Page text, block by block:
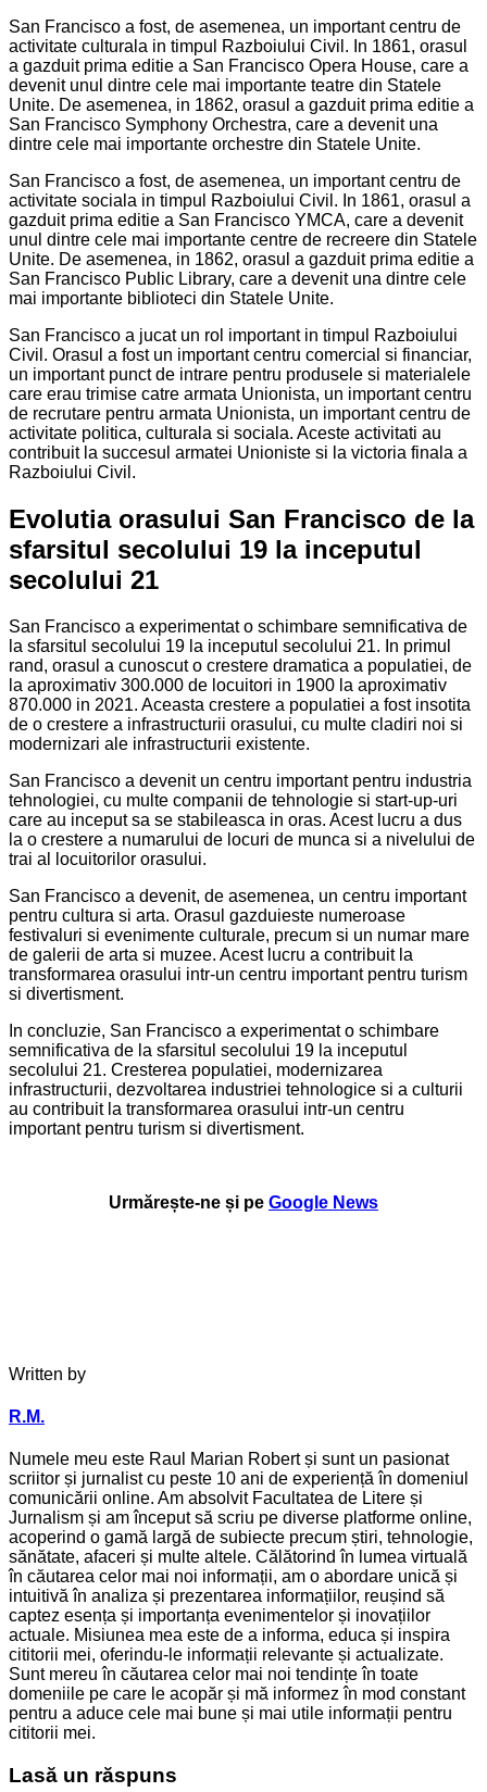
San Francisco a fost, de asemenea, un important centru de
activitate culturala in timpul Razboiului Civil. In 1861, orasul
a gazduit prima editie a San Francisco Opera House, care a
devenit unul dintre cele mai importante teatre din Statele
Unite. De asemenea, in 1862, orasul a gazduit prima editie a
San Francisco Symphony Orchestra, care a devenit una
dintre cele mai importante orchestre din Statele Unite.
San Francisco a fost, de asemenea, un important centru de
activitate sociala in timpul Razboiului Civil. In 1861, orasul a
gazduit prima editie a San Francisco YMCA, care a devenit
unul dintre cele mai importante centre de recreere din Statele
Unite. De asemenea, in 1862, orasul a gazduit prima editie a
San Francisco Public Library, care a devenit una dintre cele
mai importante biblioteci din Statele Unite.
San Francisco a jucat un rol important in timpul Razboiului
Civil. Orasul a fost un important centru comercial si financiar,
un important punct de intrare pentru produsele si materialele
care erau trimise catre armata Unionista, un important centru
de recrutare pentru armata Unionista, un important centru de
activitate politica, culturala si sociala. Aceste activitati au
contribuit la succesul armatei Unioniste si la victoria finala a
Razboiului Civil.
Evolutia orasului San Francisco de la
sfarsitul secolului 19 la inceputul
secolului 21
San Francisco a experimentat o schimbare semnificativa de
la sfarsitul secolului 19 la inceputul secolului 21. In primul
rand, orasul a cunoscut o crestere dramatica a populatiei, de
la aproximativ 300.000 de locuitori in 1900 la aproximativ
870.000 in 2021. Aceasta crestere a populatiei a fost insotita
de o crestere a infrastructurii orasului, cu multe cladiri noi si
modernizari ale infrastructurii existente.
San Francisco a devenit un centru important pentru industria
tehnologiei, cu multe companii de tehnologie si start-up-uri
care au inceput sa se stabileasca in oras. Acest lucru a dus
la o crestere a numarului de locuri de munca si a nivelului de
trai al locuitorilor orasului.
San Francisco a devenit, de asemenea, un centru important
pentru cultura si arta. Orasul gazduieste numeroase
festivaluri si evenimente culturale, precum si un numar mare
de galerii de arta si muzee. Acest lucru a contribuit la
transformarea orasului intr-un centru important pentru turism
si divertisment.
In concluzie, San Francisco a experimentat o schimbare
semnificativa de la sfarsitul secolului 19 la inceputul
secolului 21. Cresterea populatiei, modernizarea
infrastructurii, dezvoltarea industriei tehnologice si a culturii
au contribuit la transformarea orasului intr-un centru
important pentru turism si divertisment.
Urmărește-ne și pe Google News
Written by
R.M.
Numele meu este Raul Marian Robert și sunt un pasionat
scriitor și jurnalist cu peste 10 ani de experiență în domeniul
comunicării online. Am absolvit Facultatea de Litere și
Jurnalism și am început să scriu pe diverse platforme online,
acoperind o gamă largă de subiecte precum știri, tehnologie,
sănătate, afaceri și multe altele. Călătorind în lumea virtuală
în căutarea celor mai noi informații, am o abordare unică și
intuitivă în analiza și prezentarea informațiilor, reușind să
captez esența și importanța evenimentelor și inovațiilor
actuale. Misiunea mea este de a informa, educa și inspira
cititorii mei, oferindu-le informații relevante și actualizate.
Sunt mereu în căutarea celor mai noi tendințe în toate
domeniile pe care le acopăr și mă informez în mod constant
pentru a aduce cele mai bune și mai utile informații pentru
cititorii mei.
Lasă un răspuns